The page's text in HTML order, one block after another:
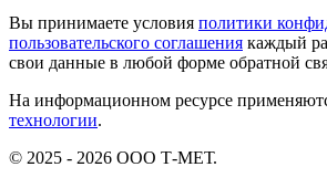
Вы принимаете условия политики
пользовательского соглашения каждый
свои данные в любой форме обратной
На информационном ресурсе
технологии.
© 2025 - 2026 ООО Т-МЕТ.